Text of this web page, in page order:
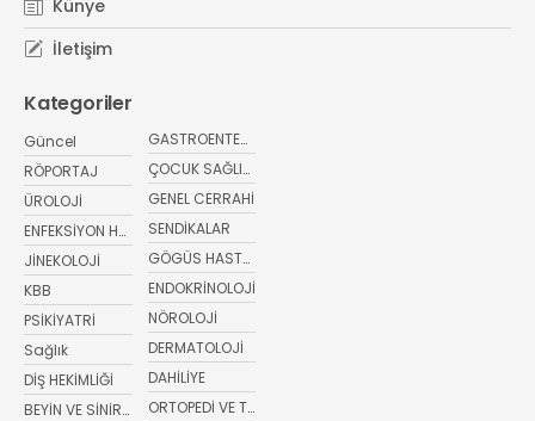
Künye
İletişim
Kategoriler
Güncel
RÖPORTAJ
ÜROLOJİ
ENFEKSİYON HASTALIKLARI
JİNEKOLOJİ
KBB
PSİKİYATRİ
Sağlık
DİŞ HEKİMLİĞİ
BEYİN VE SİNİR CERRAHİSİ
GASTROENTEROLOJİ
ÇOCUK SAĞLIĞI VE HASTALIKLARI
GENEL CERRAHİ
SENDİKALAR
GÖGÜS HASTALIKLARI
ENDOKRİNOLOJİ
NÖROLOJİ
DERMATOLOJİ
DAHİLİYE
ORTOPEDİ VE TRAVMATOLOJİ